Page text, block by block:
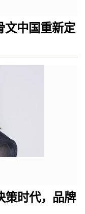
文中国重新定
策时代，品牌